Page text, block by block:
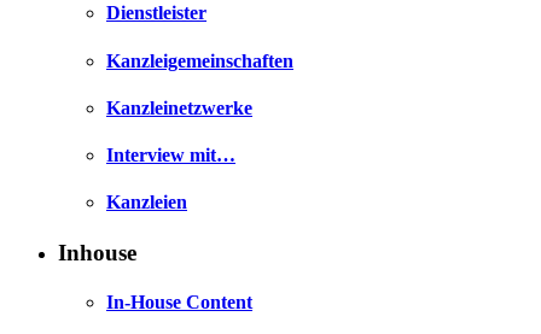
Dienstleister
Kanzleigemeinschaften
Kanzleinetzwerke
Interview mit…
Kanzleien
Inhouse
In-House Content